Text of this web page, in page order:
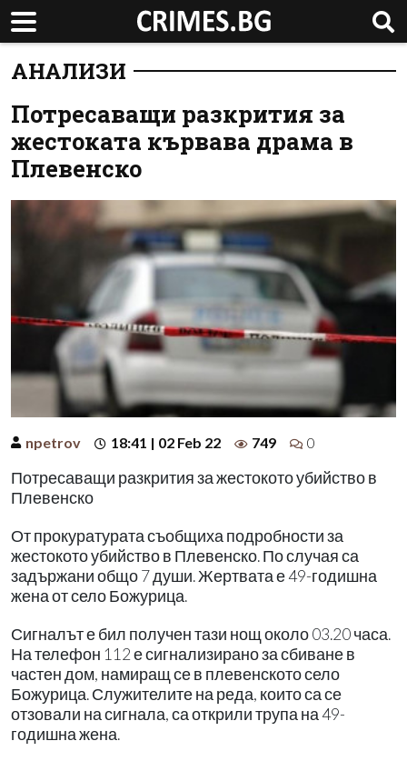
АНАЛИЗИ
Потресаващи разкрития за
жестокaта кървава драма в
Плевенско
npetrov 18:41 | 02 Feb 22 749 0
Потресаващи разкрития за жестокото убийство в
Плевенско
От прокуратурата съобщиха подробности за
жестокото убийство в Плевенско. По случая са
задържани общо 7 души. Жертвата е 49-годишна
жена от село Божурица.
Сигналът е бил получен тази нощ около 03.20 часа.
На телефон 112 е сигнализирано за сбиване в
частен дом, намиращ се в плевенското село
Божурица. Служителите на реда, които са се
отзовали на сигнала, са открили трупа на 49-
годишна жена.